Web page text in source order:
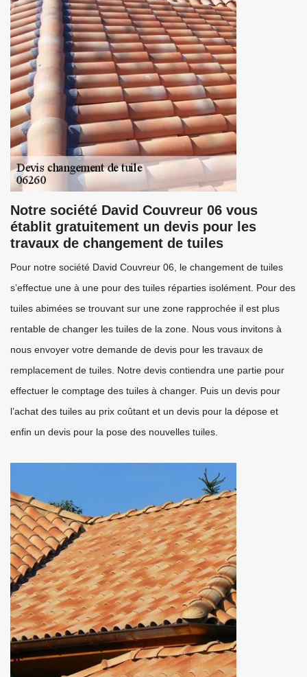
Notre société David Couvreur 06 vous
établit gratuitement un devis pour les
travaux de changement de tuiles
Pour notre société David Couvreur 06, le changement de tuiles
s’effectue une à une pour des tuiles réparties isolément. Pour des
tuiles abimées se trouvant sur une zone rapprochée il est plus
rentable de changer les tuiles de la zone. Nous vous invitons à
nous envoyer votre demande de devis pour les travaux de
remplacement de tuiles. Notre devis contiendra une partie pour
effectuer le comptage des tuiles à changer. Puis un devis pour
l’achat des tuiles au prix coûtant et un devis pour la dépose et
enfin un devis pour la pose des nouvelles tuiles.